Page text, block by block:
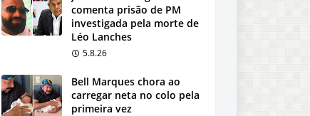
comenta prisão de PM
investigada pela morte de
Léo Lanches
5.8.26
Bell Marques chora ao
carregar neta no colo pela
primeira vez